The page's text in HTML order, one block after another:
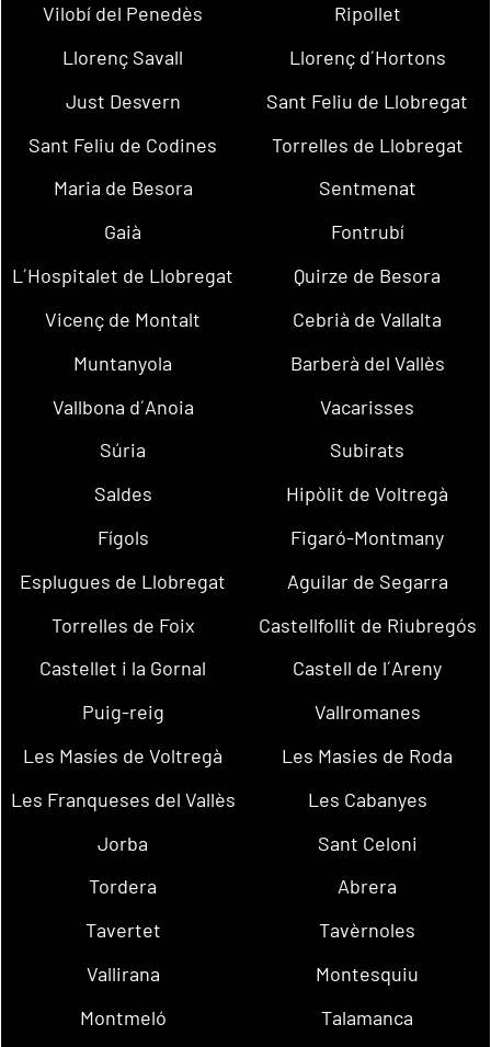
Vilobí del Penedès
Ripollet
Llorenç Savall
Llorenç d´Hortons
Just Desvern
Sant Feliu de Llobregat
Sant Feliu de Codines
Torrelles de Llobregat
Maria de Besora
Sentmenat
Gaià
Fontrubí
L´Hospitalet de Llobregat
Quirze de Besora
Vicenç de Montalt
Cebrià de Vallalta
Muntanyola
Barberà del Vallès
Vallbona d´Anoia
Vacarisses
Súria
Subirats
Saldes
Hipòlit de Voltregà
Fígols
Figaró-Montmany
Esplugues de Llobregat
Aguilar de Segarra
Torrelles de Foix
Castellfollit de Riubregós
Castellet i la Gornal
Castell de l´Areny
Puig-reig
Vallromanes
Les Masíes de Voltregà
Les Masies de Roda
Les Franqueses del Vallès
Les Cabanyes
Jorba
Sant Celoni
Tordera
Abrera
Tavertet
Tavèrnoles
Vallirana
Montesquiu
Montmeló
Talamanca